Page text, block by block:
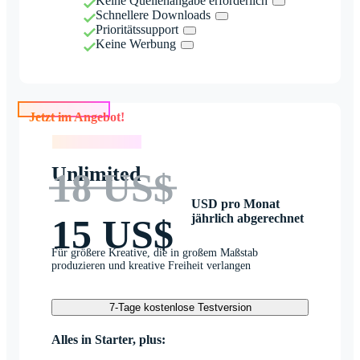
Schnellere Downloads
Prioritätssupport
Keine Werbung
Jetzt im Angebot!
Unlimited
18 US$
15 US$
USD pro Monat
jährlich abgerechnet
Für größere Kreative, die in großem Maßstab
produzieren und kreative Freiheit verlangen
7-Tage kostenlose Testversion
Alles in Starter, plus: